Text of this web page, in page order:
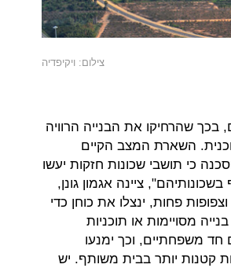
צילום: ויקיפדיה
שהרחיקו את הבנייה הרוויה
השארת המצב הקיים
כי תושבי שכונות חזקות יעשו
ציינה אגמון גונן,
פחות, ינצלו את כוחן כדי
מסויימות או תוכניות
חד משפחתיים, וכך ימנעו
קטנות יותר בבית משותף. יש